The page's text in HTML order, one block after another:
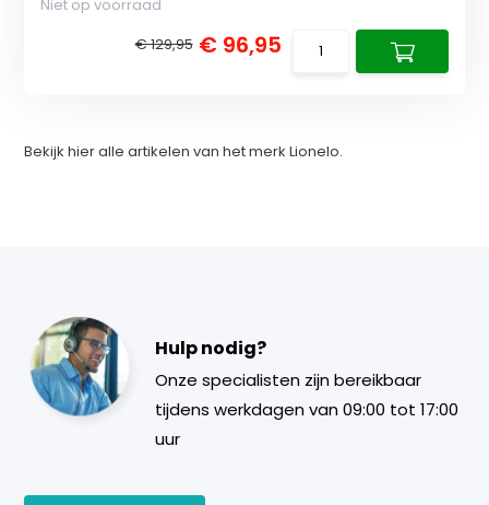
Niet op voorraad
€ 129,95 € 96,95
Bekijk hier alle artikelen van het merk Lionelo.
Hulp nodig?
Onze specialisten zijn bereikbaar
tijdens werkdagen van 09:00 tot 17:00
uur